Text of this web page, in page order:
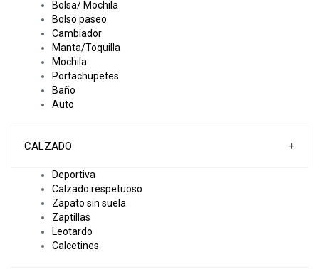
Bolsa/ Mochila
Bolso paseo
Cambiador
Manta/Toquilla
Mochila
Portachupetes
Baño
Auto
CALZADO +
Deportiva
Calzado respetuoso
Zapato sin suela
Zaptillas
Leotardo
Calcetines